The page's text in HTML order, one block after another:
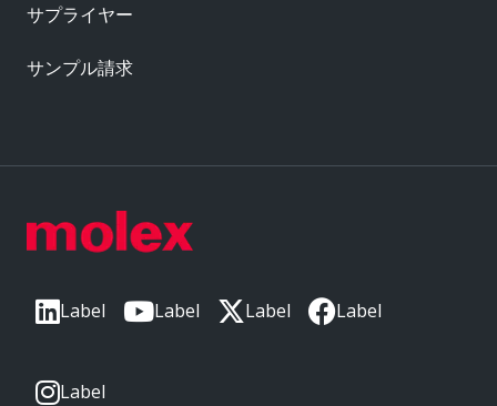
Label Label Label Label
Label
サプライヤー
サンプル請求